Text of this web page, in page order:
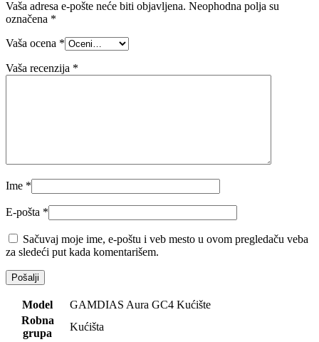
Vaša adresa e-pošte neće biti objavljena. Neophodna polja su
označena *
Vaša ocena *
Vaša recenzija *
Ime *
E-pošta *
Sačuvaj moje ime, e-poštu i veb mesto u ovom pregledaču veba
za sledeći put kada komentarišem.
Model
GAMDIAS Aura GC4 Kućište
Robna
grupa
Kućišta